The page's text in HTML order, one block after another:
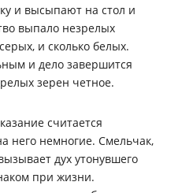
и высыпают на стол и
выпало незрелых
и сколько белых.
и дело завершится
зерен четное.
считается
него немногие. Смельчак,
дух утонувшего
при жизни.